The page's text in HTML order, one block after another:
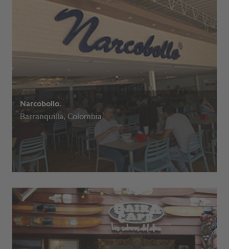
Narcobollo.
Barranquilla, Colombia